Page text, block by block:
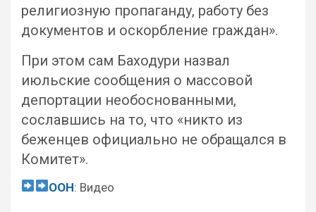
религиозную пропаганду, работу без
документов и оскорбление граждан».
При этом сам Баходури назвал
июльские сообщения о массовой
депортации необоснованными,
сославшись на то, что «никто из
беженцев официально не обращался в
Комитет».
ООН: Видео